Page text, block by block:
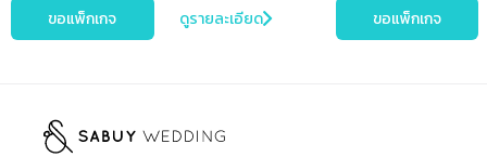
ขอแพ็กเกจ ดูรายละเอียด ขอแพ็กเกจ